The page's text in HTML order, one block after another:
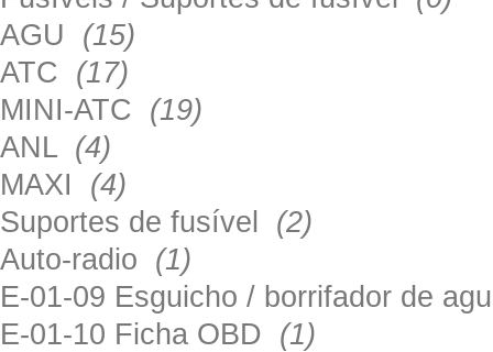
AGU (15)
ATC (17)
MINI-ATC (19)
ANL (4)
MAXI (4)
Suportes de fusível (2)
Auto-radio (1)
E-01-09 Esguicho / borrifador de
E-01-10 Ficha OBD (1)